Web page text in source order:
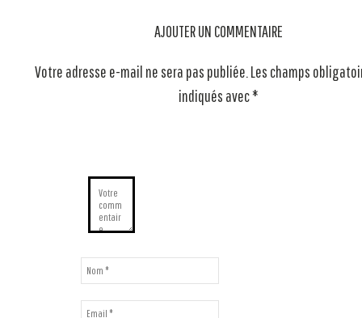
AJOUTER UN COMMENTAIRE
Votre adresse e-mail ne sera pas publiée.Les champs
indiqués avec*